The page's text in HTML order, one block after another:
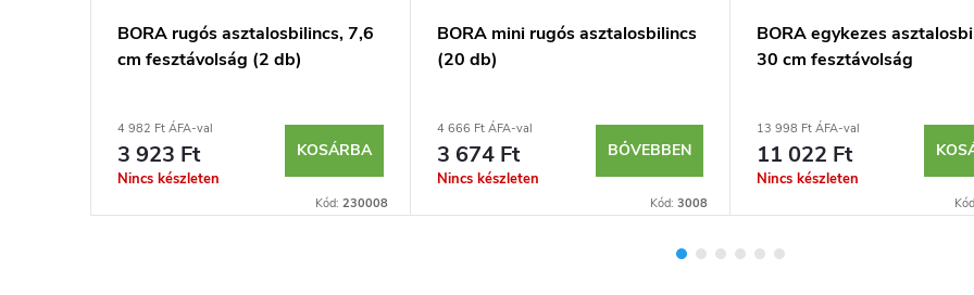
BORA rugós asztalosbilincs, 7,6
cm fesztávolság (2 db)
4 982 Ft ÁFA-val
3 923 Ft
Nincs készleten
KOSÁRBA
Kód: 230008
BORA mini rugós asztalosbilincs
(20 db)
4 666 Ft ÁFA-val
3 674 Ft
Nincs készleten
BŐVEBBEN
Kód: 3008
BORA egykezes
30 cm fesztávolság
13 998 Ft ÁFA-val
11 022 Ft
Nincs készleten